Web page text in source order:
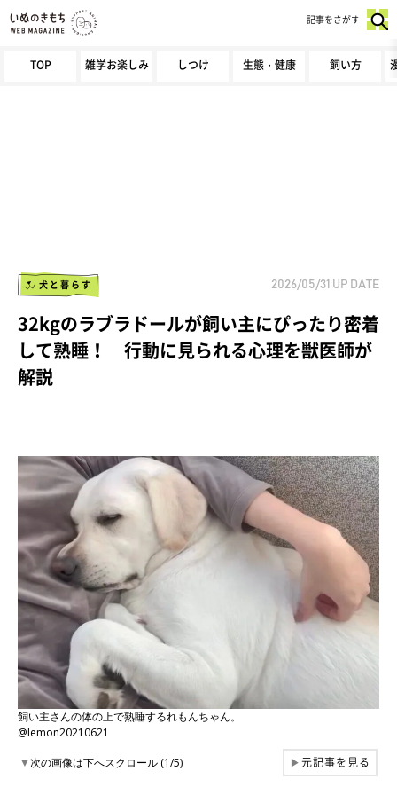
TOP 雑学お楽しみ しつけ 生態・健康 飼い方
記事をさがす
犬と暮らす 2026/05/31 UP DATE
32kgのラブラドールが飼い主にぴったり密着
して熟睡！ 行動に見られる心理を獣医師が
解説
飼い主さんの体の上で熟睡するれもんちゃん。
@lemon20210621
▼次の画像は下へスクロール (1/5) ▶元記事を見る